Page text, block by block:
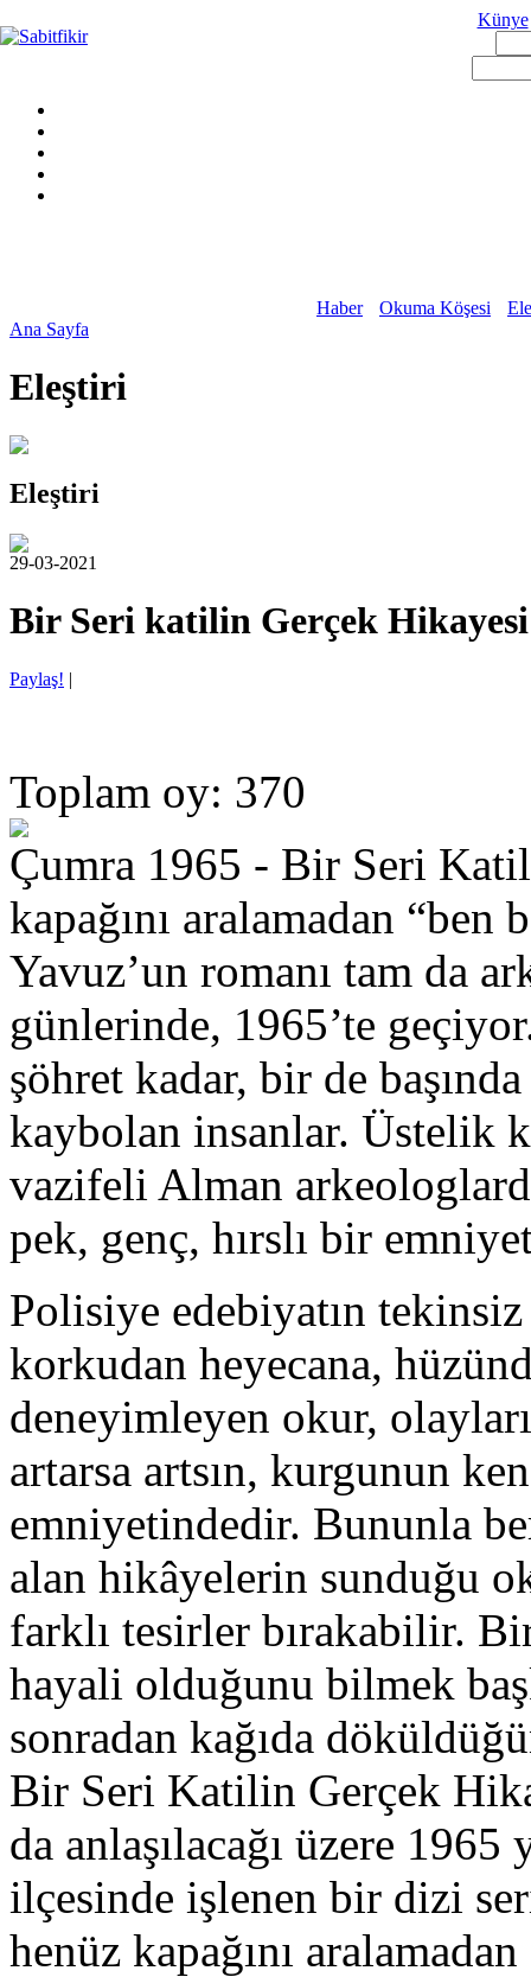
Künye
Haber Okuma Köşesi
Ana Sayfa
Eleştiri
Eleştiri
29-03-2021
Bir Seri katilin Gerçek Hikayesi
Paylaş! |
Toplam oy: 370
Çumra 1965 - Bir Seri
kapağını aralamadan “ben
Yavuz’un romanı tam da
günlerinde, 1965’te
şöhret kadar, bir de
kaybolan insanlar. Üstelik
vazifeli Alman
pek, genç, hırslı bir
Polisiye edebiyatın
korkudan heyecana,
deneyimleyen okur,
artarsa artsın, kurgunun
emniyetindedir. Bununla
alan hikâyelerin sunduğu
farklı tesirler bırakabilir.
hayali olduğunu bilmek
sonradan kağıda
Bir Seri Katilin Gerçek
da anlaşılacağı üzere 1965
ilçesinde işlenen bir dizi
henüz kapağını